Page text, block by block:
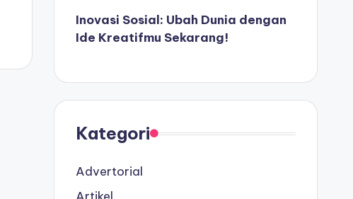
Inovasi Sosial: Ubah Dunia dengan
Ide Kreatifmu Sekarang!
Kategori
Advertorial